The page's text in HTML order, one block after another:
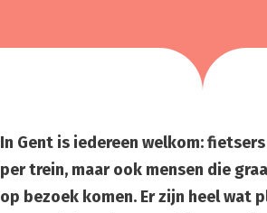
In Gent is iedereen welkom:
per trein, maar ook mensen die
op bezoek komen. Er zijn heel wat